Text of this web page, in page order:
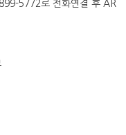
5772로 전화연결 후 AR